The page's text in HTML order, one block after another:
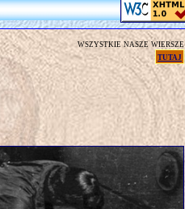
wszystkie nasze wiersze
tutaj